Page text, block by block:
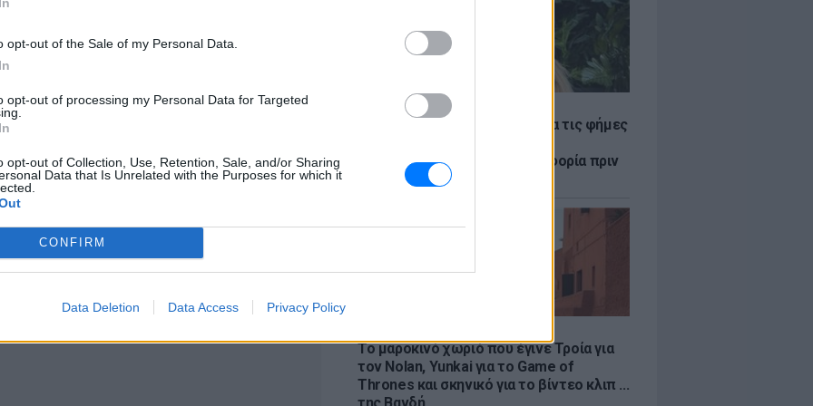
opt-out of the Sale of my Personal Data.
opt-out of processing my Personal Data for Targeted
opt-out of Collection, Use, Retention, Sale, and/or Sharing
Data that Is Unrelated with the Purposes for which it
CONFIRM
Data Deletion Data Access Privacy Policy
LIFESTYLE
Η Ελένη Βουλγαράκη ξεσπά για τις φήμες
«Διασταυρώστε καμία πληροφορία πριν
εκτοξεύσετε τη βλακεία σας»
Το μαροκινό χωριό που έγινε Τροία για
τον Nolan, Yunkai για το Game of
Thrones και σκηνικό για το βίντεο κλιπ ...
τους πελάτες του, ενώ τον αποκάλεσε
να επηρεάσει τις εργασιακές του
ότι τα σωματικά του τραύματα
ότι «υπέφερε από σοβαρή και
και τραύμα». Ζητά λοιπόν, αποζημίωση